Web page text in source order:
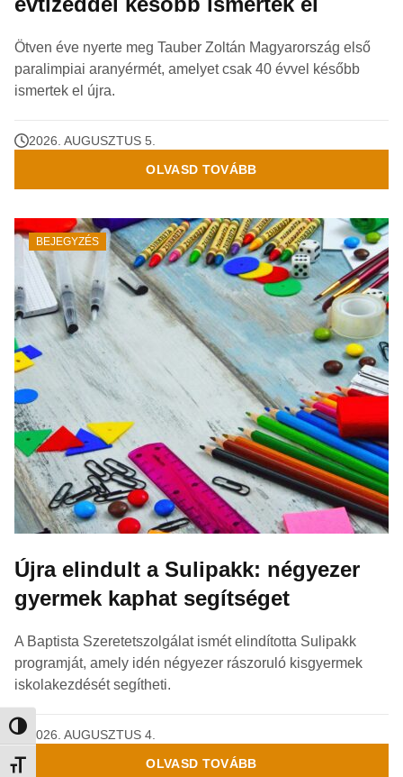
Nagy kontraszt váltása
Betűméret váltása
Ötven éve nyerte meg Tauber Zoltán Magyarország első
paralimpiai aranyérmét, amelyet csak 40 évvel később
ismertek el újra.
2026. AUGUSZTUS 5.
OLVASD TOVÁBB
BEJEGYZÉS
Újra elindult a Sulipakk: négyezer
gyermek kaphat segítséget
A Baptista Szeretetszolgálat ismét elindította Sulipakk
programját, amely idén négyezer rászoruló kisgyermek
iskolakezdését segítheti.
2026. AUGUSZTUS 4.
OLVASD TOVÁBB